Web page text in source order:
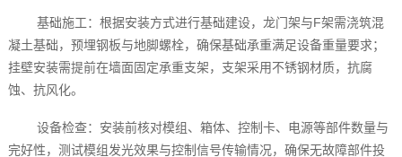
基础施工：根据安装方式进行基础建设，龙门架与F架需浇筑混
凝土基础，预埋钢板与地脚螺栓，确保基础承重满足设备重量要求；
挂壁安装需提前在墙面固定承重支架，支架采用不锈钢材质，抗腐
蚀、抗风化。
设备检查：安装前核对模组、箱体、控制卡、电源等部件数量与
完好性，测试模组发光效果与控制信号传输情况，确保无故障部件投